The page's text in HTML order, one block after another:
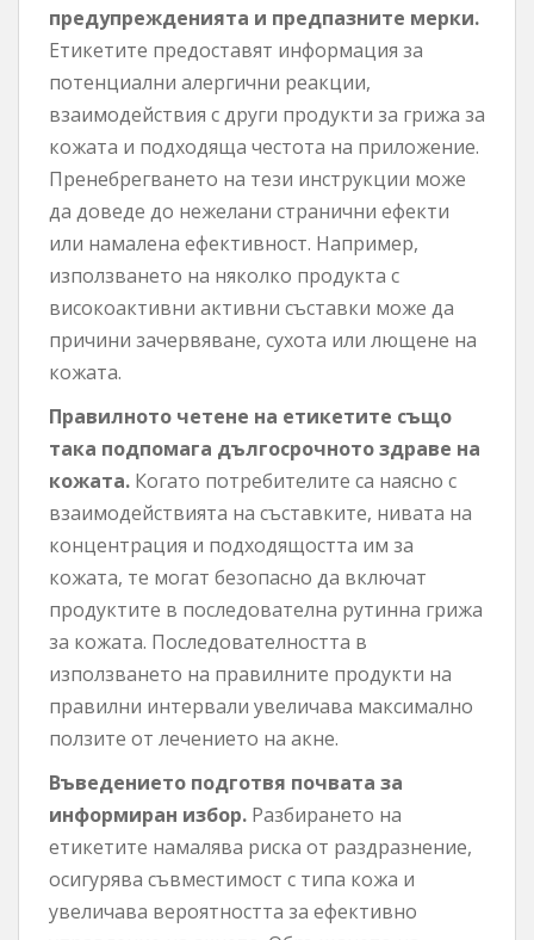
предупрежденията и предпазните мерки.
Етикетите предоставят информация за
потенциални алергични реакции,
взаимодействия с други продукти за грижа за
кожата и подходяща честота на приложение.
Пренебрегването на тези инструкции може
да доведе до нежелани странични ефекти
или намалена ефективност. Например,
използването на няколко продукта с
високоактивни активни съставки може да
причини зачервяване, сухота или лющене на
кожата.
Правилното четене на етикетите също
така подпомага дългосрочното здраве на
кожата. Когато потребителите са наясно с
взаимодействията на съставките, нивата на
концентрация и подходящостта им за
кожата, те могат безопасно да включат
продуктите в последователна рутинна грижа
за кожата. Последователността в
използването на правилните продукти на
правилни интервали увеличава максимално
ползите от лечението на акне.
Въведението подготвя почвата за
информиран избор. Разбирането на
етикетите намалява риска от раздразнение,
осигурява съвместимост с типа кожа и
увеличава вероятността за ефективно